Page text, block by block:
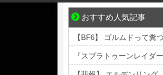
おすすめ人気記事
“変われない私”が動き出す
【BF6】 ゴルムドって糞
『スプラトゥーンレイダ